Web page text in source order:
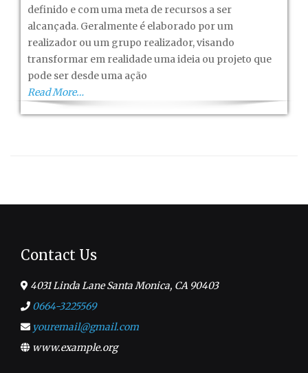
definido e com uma meta de recursos a ser
alcançada. Geralmente é elaborado por um
realizador ou um grupo realizador, visando
transformar em realidade uma ideia ou projeto que
pode ser desde uma ação
Read More…
Contact Us
4031 Linda Lane Santa Monica, CA 90403
0664-3225569
youremail@gmail.com
www.example.org